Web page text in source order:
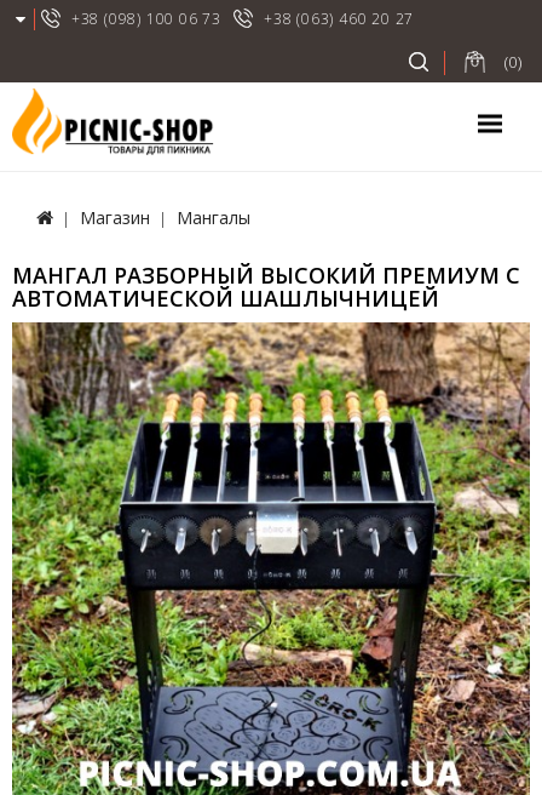
+38 (098) 100 06 73 +38 (063) 460 20 27
(0)
Магазин Мангалы
МАНГАЛ РАЗБОРНЫЙ ВЫСОКИЙ ПРЕМИУМ С
АВТОМАТИЧЕСКОЙ ШАШЛЫЧНИЦЕЙ